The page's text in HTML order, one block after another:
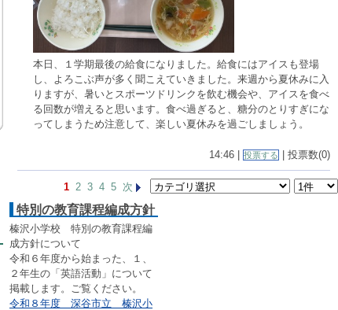
本日、１学期最後の給食になりました。給食にはアイスも登場
し、よろこぶ声が多く聞こえていきました。来週から夏休みに入
りますが、暑いとスポーツドリンクを飲む機会や、アイスを食べ
る回数が増えると思います。食べ過ぎると、糖分のとりすぎにな
ってしまうため注意して、楽しい夏休みを過ごしましょう。
14:46 | 投票する | 投票数(0)
1 2 3 4 5 次
特別の教育課程編成方針
榛沢小学校 特別の教育課程編
成方針について
令和６年度から始まった、１、
２年生の「英語活動」について
掲載します。ご覧ください。
令和８年度 深谷市立 榛沢小